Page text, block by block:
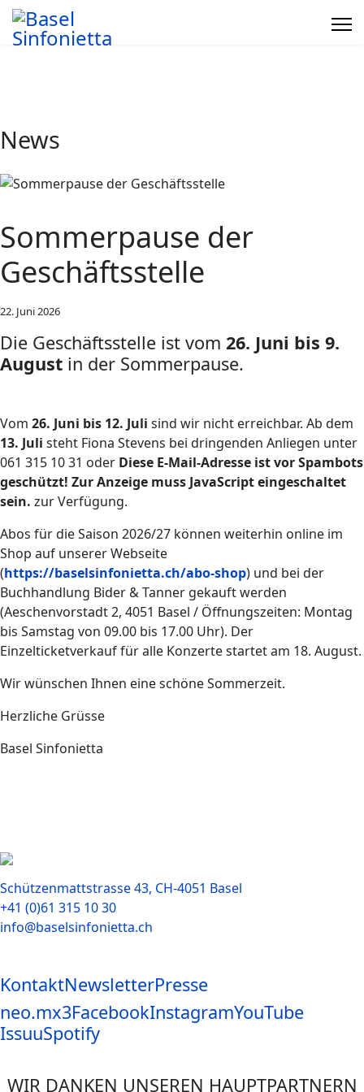
News
Sommerpause der
Geschäftsstelle
22. Juni 2026
Die Geschäftsstelle ist vom 26. Juni bis 9.
August in der Sommerpause.
Vom 26. Juni bis 12. Juli sind wir nicht erreichbar. Ab dem
13. Juli steht Fiona Stevens bei dringenden Anliegen unter
061 315 10 31 oder Diese E-Mail-Adresse ist vor Spambots
geschützt! Zur Anzeige muss JavaScript eingeschaltet
sein. zur Verfügung.
Abos für die Saison 2026/27 können weiterhin online im
Shop auf unserer Webseite
(https://baselsinfonietta.ch/abo-shop) und bei der
Buchhandlung Bider & Tanner gekauft werden
(Aeschenvorstadt 2, 4051 Basel / Öffnungszeiten: Montag
bis Samstag von 09.00 bis 17.00 Uhr). Der
Einzelticketverkauf für alle Konzerte startet am 18. August.
Wir wünschen Ihnen eine schöne Sommerzeit.
Herzliche Grüsse
Basel Sinfonietta
Schützenmattstrasse 43, CH-4051 Basel
+41 (0)61 315 10 30
info@baselsinfonietta.ch
KontaktNewsletterPresse
neo.mx3FacebookInstagramYouTube
IssuuSpotify
WIR DANKEN UNSEREN HAUPTPARTNERN